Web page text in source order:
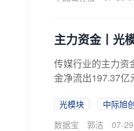
主力资金丨光
传媒行业的主力资
金净流出197.37亿
光模块 中际旭
数据宝
郭洁 07-